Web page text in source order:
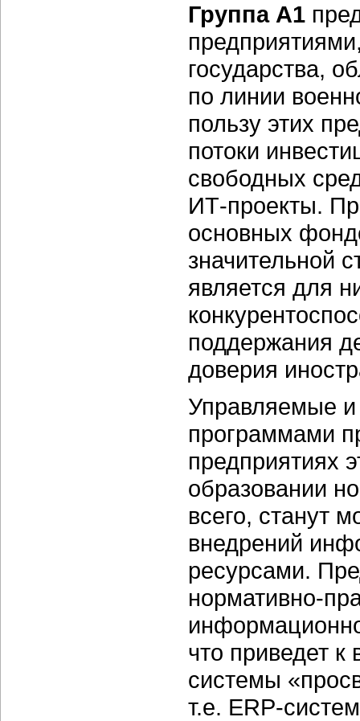
Группа А1
государства,
по линии
пользу этих
потоки
свободных
ИТ-проекты.
основных
значительной
является для
поддержания
доверия
Управляемые
программами
предприятиях
образовании
всего, станут
внедрений
ресурсами.
нормативно-
что приведет
системы
т.е. ERP-